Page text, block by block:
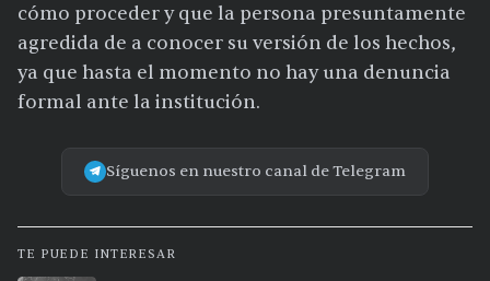
cómo proceder y que la persona presuntamente
agredida de a conocer su versión de los hechos,
ya que hasta el momento no hay una denuncia
formal ante la institución.
Síguenos en nuestro canal de Telegram
TE PUEDE INTERESAR